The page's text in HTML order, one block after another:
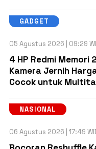
GADGET
05 Agustus 2026 | 09:29
4 HP Redmi Memori
Kamera Jernih
Cocok untuk
NASIONAL
06 Agustus 2026 | 17:49